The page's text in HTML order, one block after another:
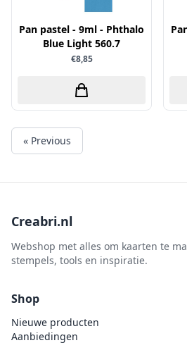
Pan pastel - 9ml - Phthalo
Blue Light 560.7
€8,85
« Previous
Creabri.nl
Webshop met alles om kaarten te
stempels, tools en inspiratie.
Shop
Nieuwe producten
Aanbiedingen